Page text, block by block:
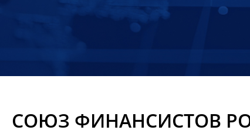
СОЮЗ ФИНАНСИСТОВ